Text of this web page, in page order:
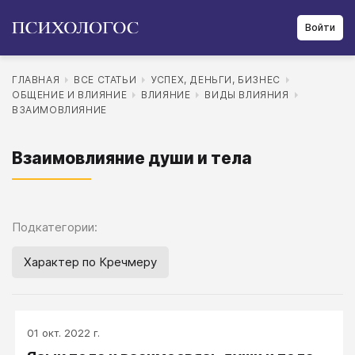
Войти
ГЛАВНАЯ ВСЕ СТАТЬИ
УСПЕХ, ДЕНЬГИ, БИЗНЕС
ОБЩЕНИЕ И ВЛИЯНИЕ
ВЛИЯНИЕ
ВИДЫ ВЛИЯНИЯ
ВЗАИМОВЛИЯНИЕ
Взаимовлияние души и тела
Подкатегории:
Характер по Кречмеру
01 окт. 2022 г.